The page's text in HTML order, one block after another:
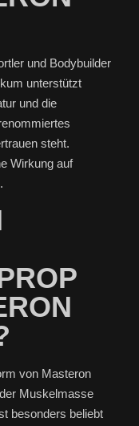
und Bodybuilder
unterstützt
und die
steht.
Wirkung auf
von Masteron
Muskelmasse
besonders beliebt